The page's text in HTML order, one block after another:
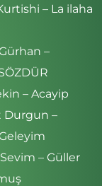
– La ilaha
–
– Acayip
Durgun –
– Güller